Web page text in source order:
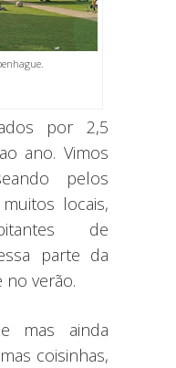
por 2,5
ano. Vimos
pelos
locais,
de
parte da
no verão.
mas ainda
coisinhas,